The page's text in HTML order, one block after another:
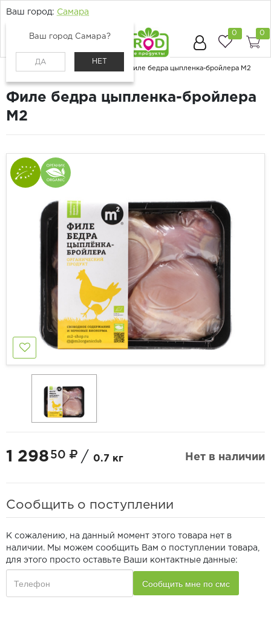
Ваш город: Самара
Ваш город Самара?
ДА НЕТ
0 0
Филе бедра цыпленка-бройлера М2
Филе бедра цыпленка-бройлера
М2
1 298 50 / 0.7 кг Нет в наличии
Сообщить о поступлении
К сожалению, на данный момент этого товара нет в
наличии. Мы можем сообщить Вам о поступлении товара,
для этого просто оставьте Ваши контактные данные: